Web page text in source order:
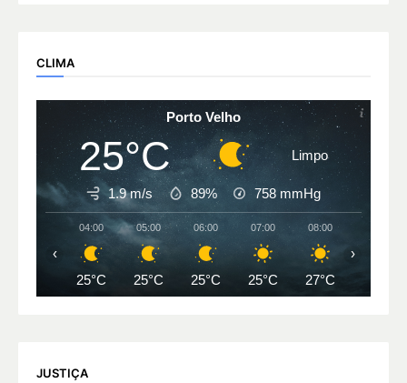
CLIMA
Porto Velho
25°C Limpo
1.9 m/s 89% 758 mmHg
04:00
25°C
05:00
25°C
06:00
25°C
07:00
25°C
08:00
27°C
‹ ›
JUSTIÇA